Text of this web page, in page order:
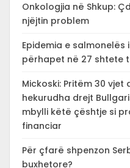
Onkologjia në Shkup:
njëjtin problem
Epidemia e salmonelës
përhapet në 27 shtete
Mickoski: Pritëm 30
hekurudha drejt
mbylli këtë çështje si
financiar
Për çfarë shpenzon
buxhetore?